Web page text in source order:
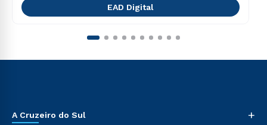
EAD Digital
A Cruzeiro do Sul +